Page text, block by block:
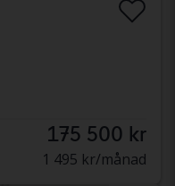
175 500 kr
1 495 kr/månad